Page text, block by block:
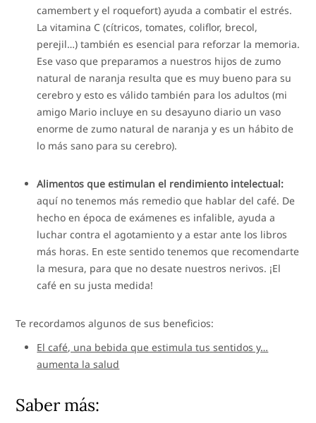
camembert y el roquefort) ayuda a combatir el estrés.
La vitamina C (cítricos, tomates, coliflor, brecol,
perejil…) también es esencial para reforzar la memoria.
Ese vaso que preparamos a nuestros hijos de zumo
natural de naranja resulta que es muy bueno para su
cerebro y esto es válido también para los adultos (mi
amigo Mario incluye en su desayuno diario un vaso
enorme de zumo natural de naranja y es un hábito de
lo más sano para su cerebro).
Alimentos que estimulan el rendimiento intelectual:
aquí no tenemos más remedio que hablar del café. De
hecho en época de exámenes es infalible, ayuda a
luchar contra el agotamiento y a estar ante los libros
más horas. En este sentido tenemos que recomendarte
la mesura, para que no desate nuestros nerivos. ¡El
café en su justa medida!
Te recordamos algunos de sus beneficios:
El café, una bebida que estimula tus sentidos y…
aumenta la salud
Saber más: